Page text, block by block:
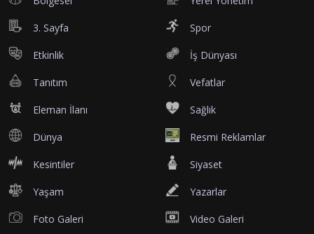
3. Sayfa Spor
Etkinlik İş Dünyası
Tanıtım Vefatlar
Eleman İlanı Sağlık
Dünya Resmi Reklamlar
Kesintiler Siyaset
Yaşam Yazarlar
Foto Galeri Video Galeri